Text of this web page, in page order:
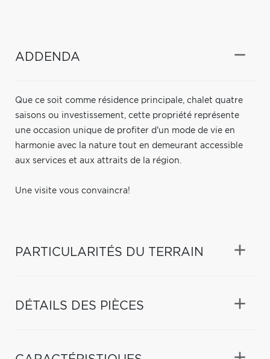
ADDENDA
Que ce soit comme résidence principale, chalet quatre
saisons ou investissement, cette propriété représente
une occasion unique de profiter d'un mode de vie en
harmonie avec la nature tout en demeurant accessible
aux services et aux attraits de la région.
Une visite vous convaincra!
PARTICULARITÉS DU TERRAIN
DÉTAILS DES PIÈCES